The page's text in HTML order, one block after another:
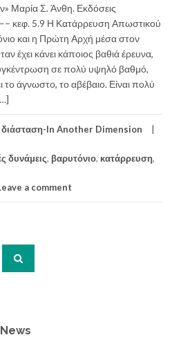
Μαρία Σ. Άνθη. Εκδόσεις
κεφ. 5.9 Η Κατάρρευση Απωστικού
και η Πρώτη Αρχή μέσα στον
έχει κάνει κάποιος βαθιά έρευνα,
σε πολύ υψηλό βαθμό,
το άγνωστο, το αβέβαιο. Είναι πολύ
διάσταση-In Another Dimension
δυνάμεις, βαρυτόνιο, κατάρρευση,
a comment